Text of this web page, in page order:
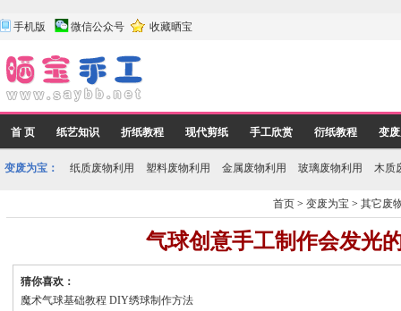
手机版 微信公众号 收藏晒宝
首 页 纸艺知识 折纸教程 现代剪纸 手工欣赏 衍纸教程 变
变废为宝： 纸质废物利用 塑料废物利用 金属废物利用 玻璃废物利用 木质
首页 >变废为宝 >其它废
气球创意手工制作会发光
猜你喜欢：
魔术气球基础教程 DIY绣球制作方法